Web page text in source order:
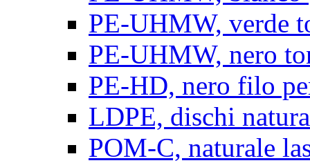
PE-UHMW, verde
PE-UHMW, nero
PE-HD, nero filo
LDPE, dischi
POM-C, naturale